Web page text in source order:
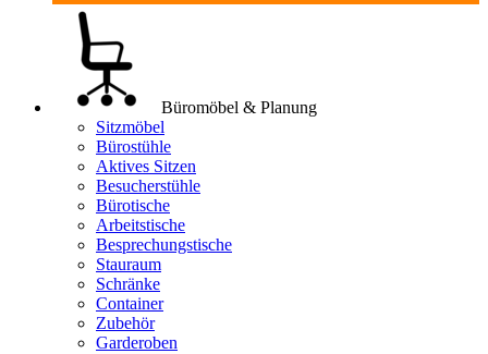
Büromöbel & Planung
Sitzmöbel
Bürostühle
Aktives Sitzen
Besucherstühle
Bürotische
Arbeitstische
Besprechungstische
Stauraum
Schränke
Container
Zubehör
Garderoben